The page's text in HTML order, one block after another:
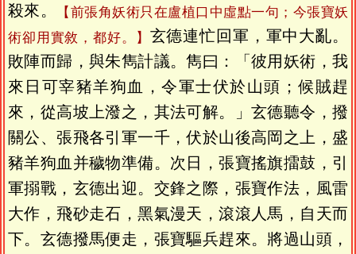
殺來。
【前張角妖術只在盧植口中虛點一句；今張寶妖
術卻用實敘，都好。】 玄德連忙回軍，軍中大亂。
敗陣而歸，與朱雋計議。雋曰：「彼用妖術，我
來日可宰豬羊狗血，令軍士伏於山頭；候賊趕
來，從高坡上潑之，其法可解。」玄德聽令，撥
關公、張飛各引軍一千，伏於山後高岡之上，盛
豬羊狗血并穢物準備。次日，張寶搖旗擂鼓，引
軍搦戰，玄德出迎。交鋒之際，張寶作法，風雷
大作，飛砂走石，黑氣漫天，滾滾人馬，自天而
下。玄德撥馬便走，張寶驅兵趕來。將過山頭，